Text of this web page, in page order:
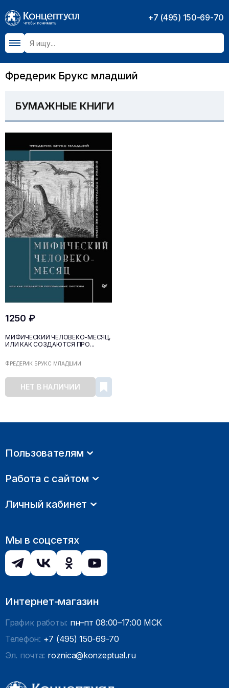
+7 (495) 150-69-70
Фредерик Брукс младший
БУМАЖНЫЕ КНИГИ
1250 ₽
МИФИЧЕСКИЙ ЧЕЛОВЕКО-МЕСЯЦ,
ИЛИ КАК СОЗДАЮТСЯ ПРО...
ФРЕДЕРИК БРУКС МЛАДШИЙ
НЕТ В НАЛИЧИИ
Пользователям
Работа с сайтом
Личный кабинет
Мы в соцсетях
Интернет-магазин
График работы: пн–пт 08:00–17:00 МСК
Телефон: +7 (495) 150-69-70
Эл. почта: roznica@konzeptual.ru